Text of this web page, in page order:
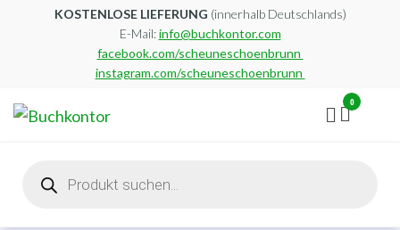
KOSTENLOSE LIEFERUNG (innerhalb Deutschlands)
E-Mail:info@buchkontor.com
facebook.com/scheuneschoenbrunn
instagram.com/scheuneschoenbrunn
0
search